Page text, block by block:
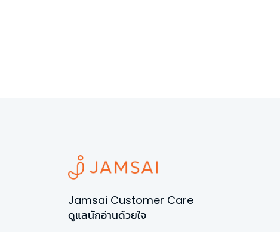
Jamsai Customer Care
ดูแลนักอ่านด้วยใจ